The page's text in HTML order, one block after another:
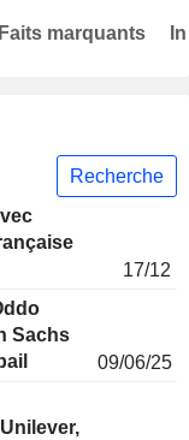
Recherche
17/12
Sachs
09/06/25
Faits marquants